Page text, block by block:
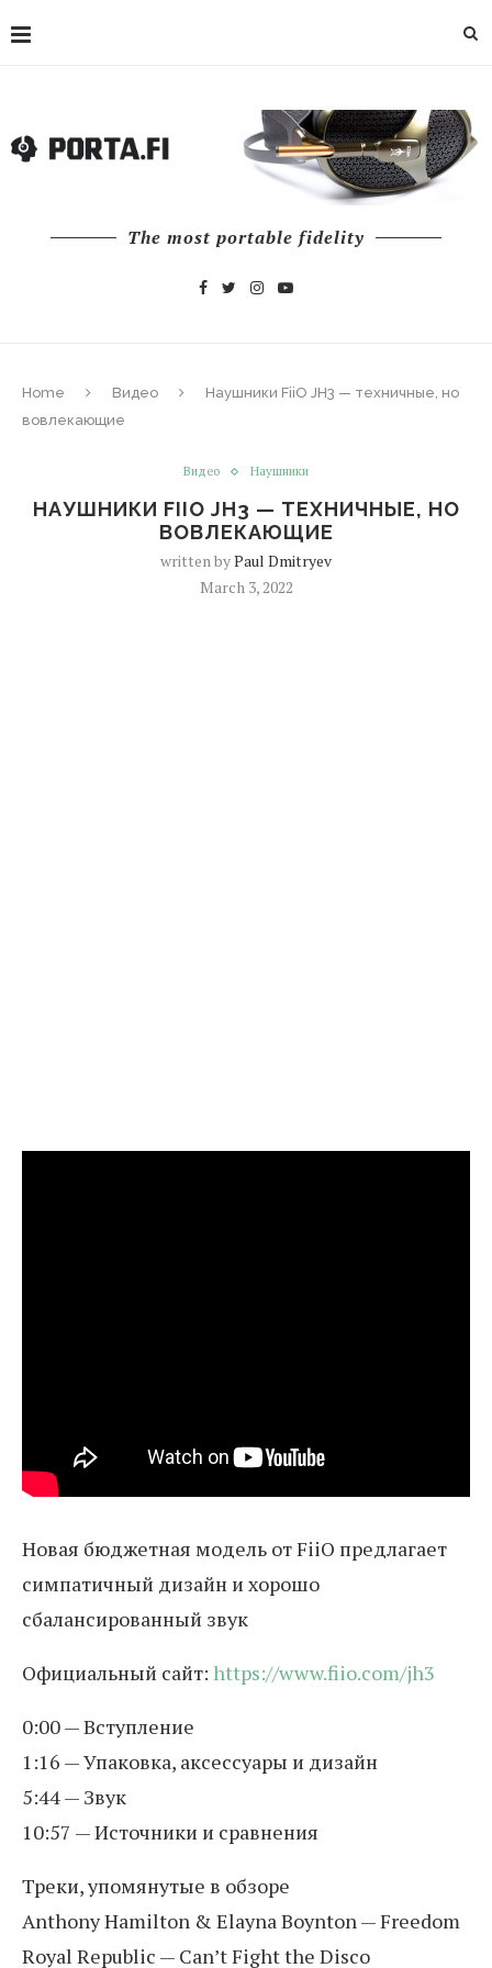
The most portable fidelity
Home Видео
Наушники FiiO JH3 — техничные, но
вовлекающие
Видео Наушники
НАУШНИКИ FIIO JH3 — ТЕХНИЧНЫЕ, НО
ВОВЛЕКАЮЩИЕ
written byPaul Dmitryev
March 3, 2022
Новая бюджетная модель от FiiO предлагает
симпатичный дизайн и хорошо
сбалансированный звук
Официальный сайт: https://www.fiio.com/jh3
0:00 — Вступление
1:16 — Упаковка, аксессуары и дизайн
5:44 — Звук
10:57 — Источники и сравнения
Треки, упомянутые в обзоре
Anthony Hamilton & Elayna Boynton — Freedom
Royal Republic — Can’t Fight the Disco